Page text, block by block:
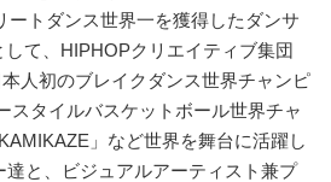
ートダンス世界一を獲得したダンサ
して、HIPHOPクリエイティブ集団
本人初のブレイクダンス世界チャンピ
スタイルバスケットボール世界チャ
」など世界を舞台に活躍し
と、ビジュアルアーティスト兼プ